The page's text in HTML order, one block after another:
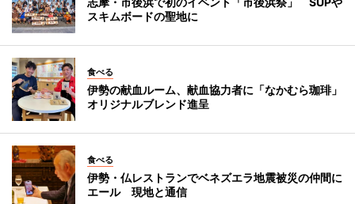
スキムボードの聖地に
食べる
伊勢の献血ルーム、献血協力者に「なかむら珈琲」
オリジナルブレンド進呈
食べる
伊勢・仏レストランでベネズエラ地震被災の仲間に
エール 現地と通信